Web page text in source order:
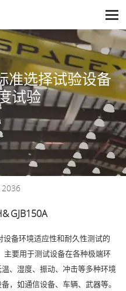
准选择试验设备
试验
2036
GJB150A
设备环境适应性和耐久性测试的
主要用于测试设备在各种极端环
、湿度、振动、冲击等多种环境
，如通信设备、车辆、武器等。